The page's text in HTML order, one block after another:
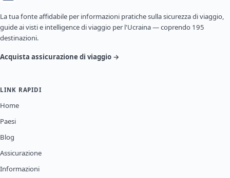
La tua fonte affidabile per informazioni pratiche sulla sicurezza di viaggio,
guide ai visti e intelligence di viaggio per l'Ucraina — coprendo 195
destinazioni.
Acquista assicurazione di viaggio →
LINK RAPIDI
Home
Paesi
Blog
Assicurazione
Informazioni